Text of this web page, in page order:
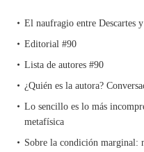
El naufragio entre Descartes
Editorial #90
Lista de autores #90
¿Quién es la autora?
Lo sencillo es lo más
metafísica
Sobre la condición marginal: